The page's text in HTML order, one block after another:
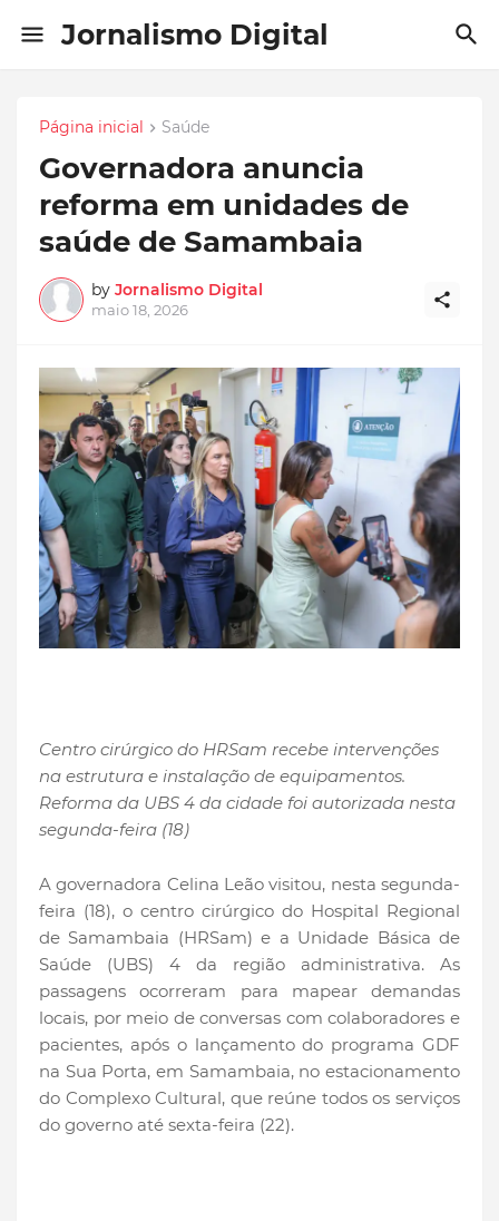
Jornalismo Digital
Página inicial Saúde
Governadora anuncia
reforma em unidades de
saúde de Samambaia
by Jornalismo Digital
maio 18, 2026
Centro cirúrgico do HRSam recebe intervenções
na estrutura e instalação de equipamentos.
Reforma da UBS 4 da cidade foi autorizada nesta
segunda-feira (18)
A governadora Celina Leão visitou, nesta segunda-
feira (18), o centro cirúrgico do Hospital Regional
de Samambaia (HRSam) e a Unidade Básica de
Saúde (UBS) 4 da região administrativa. As
passagens ocorreram para mapear demandas
locais, por meio de conversas com colaboradores e
pacientes, após o lançamento do programa GDF
na Sua Porta, em Samambaia, no estacionamento
do Complexo Cultural, que reúne todos os serviços
do governo até sexta-feira (22).